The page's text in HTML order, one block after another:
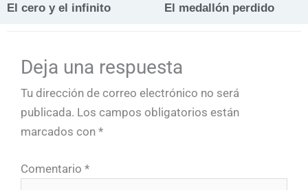
El cero y el infinito El medallón perdido
Deja una respuesta
Tu dirección de correo electrónico no será
publicada. Los campos obligatorios están
marcados con *
Comentario *